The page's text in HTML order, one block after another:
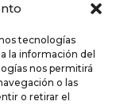
tecnologías
la información del
nos permitirá
o las
o retirar el